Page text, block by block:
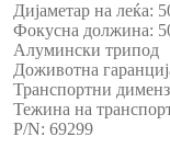
Дијаметар на леќа:
Фокусна должина:
Алумински трипод
Доживотна
Транспортни
Тежина на
P/N: 69299